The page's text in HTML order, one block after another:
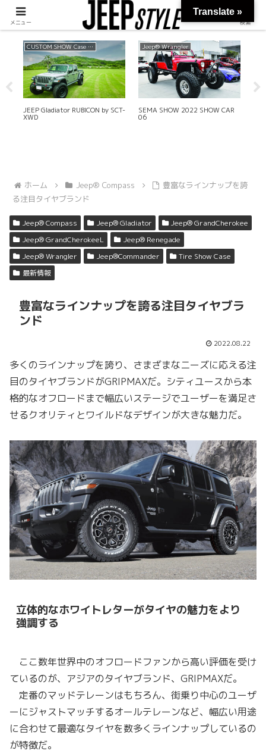
CUSTOM SHOW Case 2022 SUMMER
JEEP Gladiator RUBICON by SCT-
XWD
Jeep® Wrangler
SEMA SHOW 2022 SHOW CAR
06
ホーム Jeep® Compass
豊富なラインナップを誇
る注目タイヤブランド
Jeep® Compass Jeep® Gladiator
Jeep® GrandCherokee
Jeep® GrandCherokeeL
Jeep® Renegade
Jeep® Wrangler
Jeep®Commander
Tire Show Case
最新情報
豊富なラインナップを誇る注目タイヤブラ
ンド
2022.08.22
多くのラインナップを誇り、さまざまなニーズに応える注
目のタイヤブランドがGRIPMAXだ。シティユースから本
格的なオフロードまで幅広いステージでユーザーを満足さ
せるクオリティとワイルドなデザインが大きな魅力だ。
立体的なホワイトレターがタイヤの魅力をより
強調する
ここ数年世界中のオフロードファンから高い評価を受け
ているのが、アジアのタイヤブランド、GRIPMAXだ。
定番のマッドテレーンはもちろん、街乗り中心のユーザ
ーにジャストマッチするオールテレーンなど、幅広い用途
に合わせて最適なタイヤを数多くラインナップしているの
が特徴だ。
メニュー 検索
Translate »